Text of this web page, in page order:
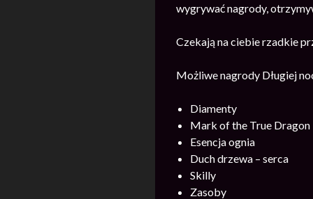
wygrywać nagrody,
Czekają na ciebie rzadkie
Możliwe nagrody Długiej
Diamenty
Mark of the True Dragon
Esencja ognia
Duch drzewa – serca
Skilly
Zasoby